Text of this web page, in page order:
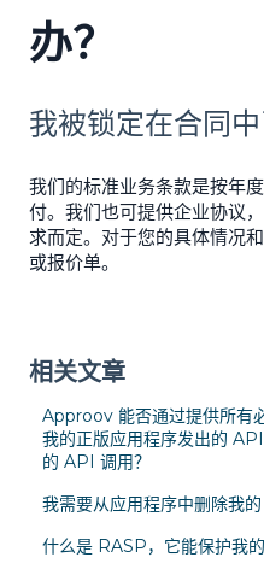
办？
我被锁定在合同中
我们的标准业务条款是按年
付。我们也可提供企业协议
求而定。对于您的具体情况
或报价单。
相关文章
Approov 能否通过提供所有
我的正版应用程序发出的
的 API 调用？
我需要从应用程序中删除我
什么是 RASP，它能保护我